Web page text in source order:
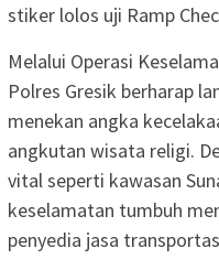
stiker lolos uji Ramp
Melalui Operasi
Polres Gresik berharap
menekan angka
angkutan wisata religi.
vital seperti kawasan
keselamatan tumbuh
penyedia jasa